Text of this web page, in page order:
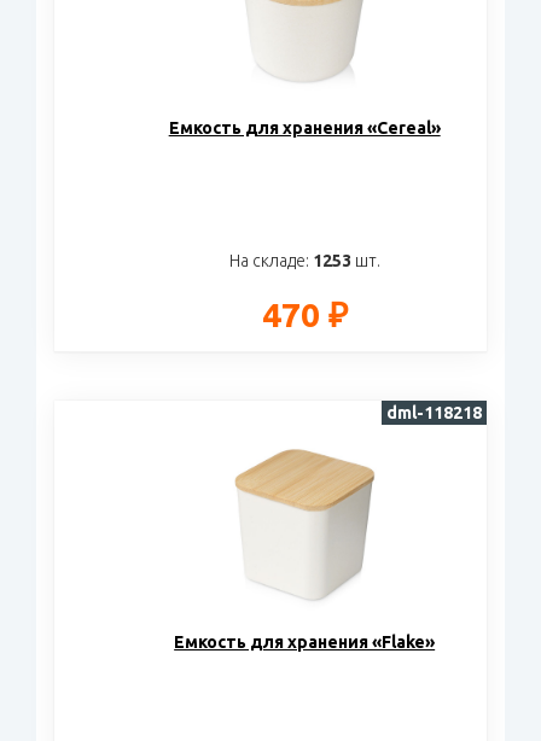
Eмкость для хранения «Cereal»
На складе: 1253 шт.
470 ₽
Eмкость для хранения «Flake»
dml-118218